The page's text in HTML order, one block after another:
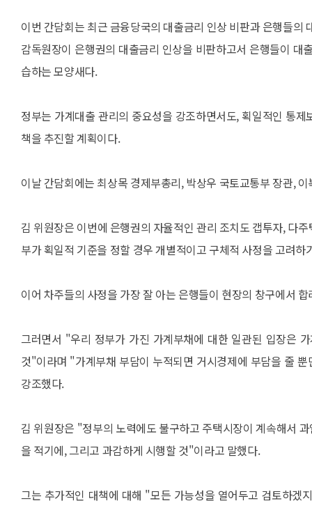
이번 간담회는 최근 금융당국의 대출금리 인상 비판과 은행들
감독원장이 은행권의 대출금리 인상을 비판하고서 은행들이
습하는 모양새다.
정부는 가계대출 관리의 중요성을 강조하면서도, 획일적인 통
책을 추진할 계획이다.
이날 간담회에는 최상목 경제부총리, 박상우 국토교통부 장관,
김 위원장은 이번에 은행권의 자율적인 관리 조치도 갭투자, 다
부가 획일적 기준을 정할 경우 개별적이고 구체적 사정을 고려
이어 차주들의 사정을 가장 잘 아는 은행들이 현장의 창구에서
그러면서 "우리 정부가 가진 가계부채에 대한 일관된 입장은
것"이라며 "가계부채 부담이 누적되면 거시경제에 부담을 줄
강조했다.
김 위원장은 "정부의 노력에도 불구하고 주택시장이 계속해서
을 적기에, 그리고 과감하게 시행할 것"이라고 말했다.
그는 추가적인 대책에 대해 "모든 가능성을 열어두고 검토하겠